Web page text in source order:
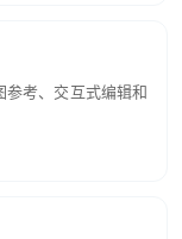
考、交互式编辑和